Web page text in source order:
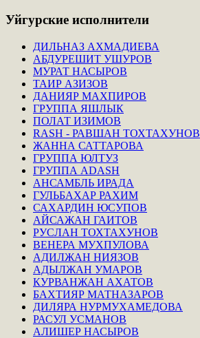
Уйгурские исполнители
ДИЛЬНАЗ АХМАДИЕВА
АБДУРЕШИТ УШУРОВ
МУРАТ НАСЫРОВ
ТАИР АЗИЗОВ
ДАНИЯР МАХПИРОВ
ГРУППА ЯШЛЫК
ПОЛАТ ИЗИМОВ
RASH - РАВШАН ТОХТАХУНОВ
ЖАННА САТТАРОВА
ГРУППА ЮЛТУЗ
ГРУППА ADASH
АНСАМБЛЬ ИРАДА
ГУЛЬБАХАР РАХИМ
САХАРДИН ЮСУПОВ
АЙСАЖАН ГАИТОВ
РУСЛАН ТОХТАХУНОВ
ВЕНЕРА МУХПУЛОВА
АДИЛЖАН НИЯЗОВ
АДЫЛЖАН УМАРОВ
КУРВАНЖАН АХАТОВ
БАХТИЯР МАТНАЗАРОВ
ДИЛЯРА НУРМУХАМЕДОВА
РАСУЛ УСМАНОВ
АЛИШЕР НАСЫРОВ